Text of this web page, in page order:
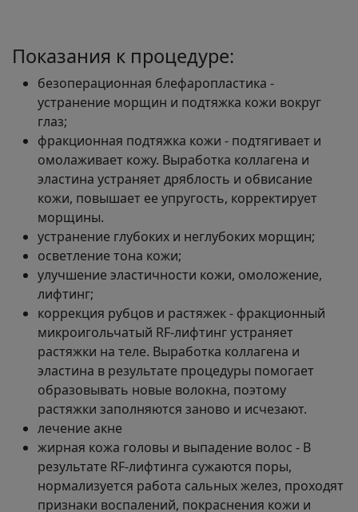
Показания к процедуре:
безоперационная блефаропластика -
устранение морщин и подтяжка кожи вокруг
глаз;
фракционная подтяжка кожи - подтягивает и
омолаживает кожу. Выработка коллагена и
эластина устраняет дряблость и обвисание
кожи, повышает ее упругость, корректирует
морщины.
устранение глубоких и неглубоких морщин;
осветление тона кожи;
улучшение эластичности кожи, омоложение,
лифтинг;
коррекция рубцов и растяжек - фракционный
микроигольчатый RF-лифтинг устраняет
растяжки на теле. Выработка коллагена и
эластина в результате процедуры помогает
образовывать новые волокна, поэтому
растяжки заполняются заново и исчезают.
лечение акне
жирная кожа головы и выпадение волос - В
результате RF-лифтинга сужаются поры,
нормализуется работа сальных желез, проходят
признаки воспалений, покраснения кожи и